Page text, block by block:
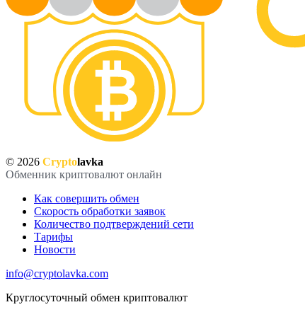
© 2026 Cryptolavka
Обменник криптовалют онлайн
Как совершить обмен
Скорость обработки заявок
Количество подтверждений сети
Тарифы
Новости
info@cryptolavka.com
Круглосуточный обмен криптовалют